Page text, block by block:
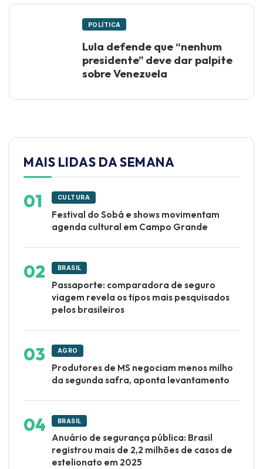
POLÍTICA
Lula defende que “nenhum
presidente” deve dar palpite
sobre Venezuela
MAIS LIDAS DA SEMANA
CULTURA
Festival do Sobá e shows movimentam
agenda cultural em Campo Grande
BRASIL
Passaporte: comparadora de seguro
viagem revela os tipos mais pesquisados
pelos brasileiros
AGRO
Produtores de MS negociam menos milho
da segunda safra, aponta levantamento
BRASIL
Anuário de segurança pública: Brasil
registrou mais de 2,2 milhões de casos de
estelionato em 2025